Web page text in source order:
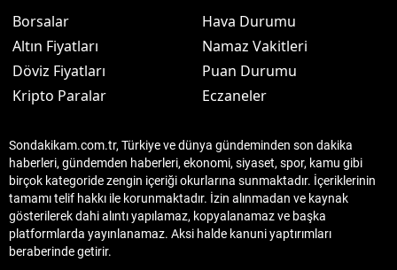
Borsalar
Altın Fiyatları
Döviz Fiyatları
Kripto Paralar
Hava Durumu
Namaz Vakitleri
Puan Durumu
Eczaneler
Sondakikam.com.tr, Türkiye ve dünya gündeminden son dakika
haberleri, gündemden haberleri, ekonomi, siyaset, spor, kamu gibi
birçok kategoride zengin içeriği okurlarına sunmaktadır. İçeriklerinin
tamamı telif hakkı ile korunmaktadır. İzin alınmadan ve kaynak
gösterilerek dahi alıntı yapılamaz, kopyalanamaz ve başka
platformlarda yayınlanamaz. Aksi halde kanuni yaptırımları
beraberinde getirir.